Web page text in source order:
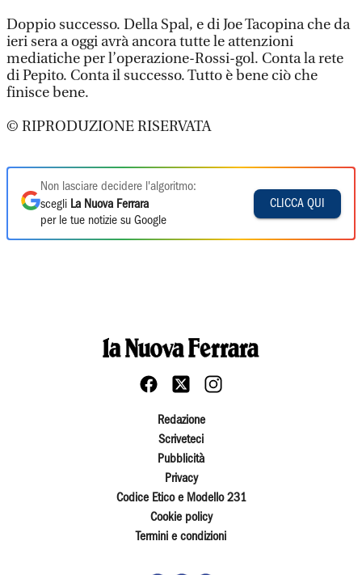
Doppio successo. Della Spal, e di Joe Tacopina che da
ieri sera a oggi avrà ancora tutte le attenzioni
mediatiche per l’operazione-Rossi-gol. Conta la rete
di Pepito. Conta il successo. Tutto è bene ciò che
finisce bene.
© RIPRODUZIONE RISERVATA
Non lasciare decidere l'algoritmo:
scegli La Nuova Ferrara
per le tue notizie su Google
CLICCA QUI
Redazione
Scriveteci
Pubblicità
Privacy
Codice Etico e Modello 231
Cookie policy
Termini e condizioni